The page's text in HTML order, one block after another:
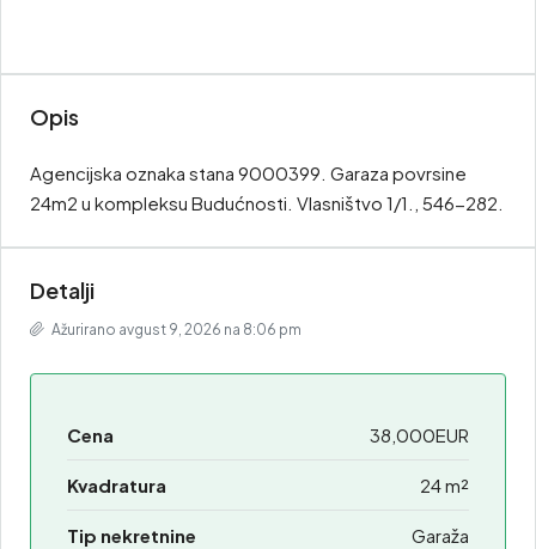
Opis
Agencijska oznaka stana 9000399. Garaza povrsine
24m2 u kompleksu Budućnosti. Vlasništvo 1/1., 546-282.
Detalji
Ažurirano avgust 9, 2026 na 8:06 pm
Cena 38,000EUR
Kvadratura 24 m²
Tip nekretnine Garaža